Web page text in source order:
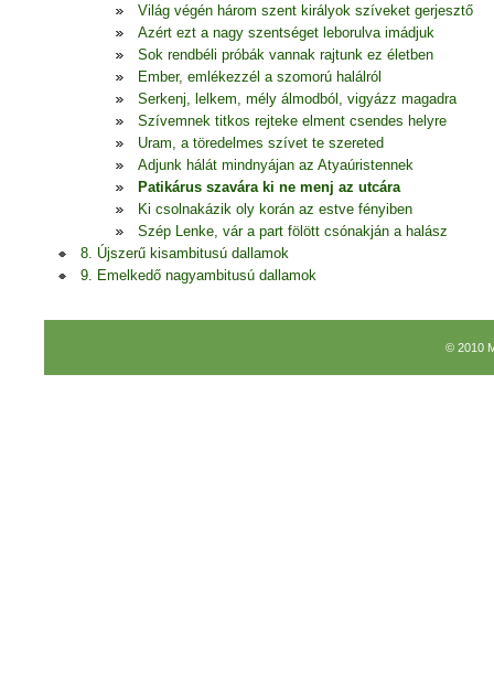
Világ végén három szent királyok szíveket gerjesztő
Azért ezt a nagy szentséget leborulva imádjuk
Sok rendbéli próbák vannak rajtunk ez életben
Ember, emlékezzél a szomorú halálról
Serkenj, lelkem, mély álmodból, vigyázz magadra
Szívemnek titkos rejteke elment csendes helyre
Uram, a töredelmes szívet te szereted
Adjunk hálát mindnyájan az Atyaúristennek
Patikárus szavára ki ne menj az utcára
Ki csolnakázik oly korán az estve fényiben
Szép Lenke, vár a part fölött csónakján a halász
8. Újszerű kisambitusú dallamok
9. Emelkedő nagyambitusú dallamok
© 2010